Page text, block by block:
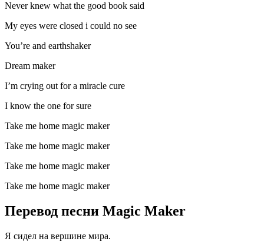
Never knew what the good book said
My eyes were closed i could no see
You’re and earthshaker
Dream maker
I’m crying out for a miracle cure
I know the one for sure
Take me home magic maker
Take me home magic maker
Take me home magic maker
Take me home magic maker
Перевод песни Magic Maker
Я сидел на вершине мира.